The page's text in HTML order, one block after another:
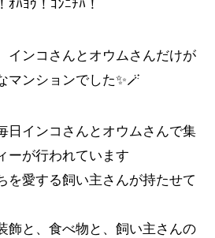
ﾊﾖｳ！ｺﾝﾆﾁﾊ！
インコさんとオウムさんだけが
マンションでした✨🪄
日インコさんとオウムさんで集
ーが行われています
を愛する飼い主さんが持たせて
飾と、食べ物と、飼い主さんの